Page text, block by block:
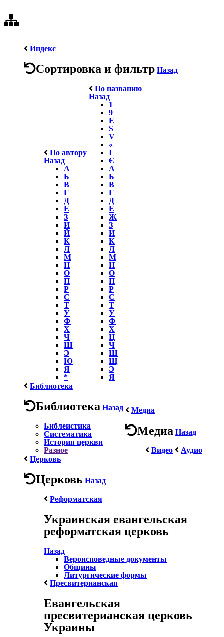
Индекс
Сортировка и фильтр Назад
По автору
Назад
А
Б
В
Г
Д
Е
З
И
Й
К
Л
М
Н
О
П
Р
С
Т
У
Ф
Х
Ч
Ш
Э
Ю
Я
*
По названию
Назад
1
9
E
S
V
«
І
Є
А
Б
В
Г
Д
Е
Ж
З
И
К
Л
М
Н
О
П
Р
С
Т
У
Ф
Х
Ц
Ч
Ш
Щ
Э
Я
Библиотека
Библиотека Назад
Библеистика
Систематика
История церкви
Разное
Медиа
Медиа Назад
Видео
Аудио
Церковь
Церковь Назад
Реформатская
Украинская евангельская
реформатская церковь
Назад
Вероисповедные документы
Общины
Литургические формы
Пресвитерианская
Евангельская
пресвитерианская церковь
Украины